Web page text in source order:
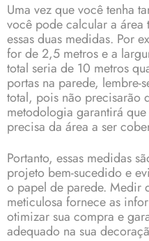
Uma vez que você tenha
você pode calcular a
essas duas medidas. Por
for de 2,5 metros e a
total seria de 10 metros
portas na parede, lembre-
total, pois não precisarão
metodologia garantirá
precisa da área a ser
Portanto, essas medidas
projeto bem-sucedido e
o papel de parede. Medir
meticulosa fornece as
otimizar sua compra e
adequado na sua